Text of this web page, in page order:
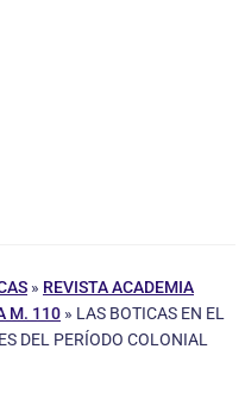
» REVISTA ACADEMIA
M. 110 » LAS BOTICAS EN EL
DEL PERÍODO COLONIAL